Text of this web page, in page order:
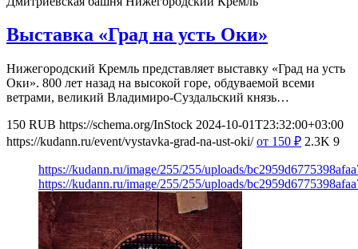
Выставка «Град на усть Оки»
Нижегородский Кремль представляет выставку «Град на усть
Оки». 800 лет назад на высокой горе, обдуваемой всеми
ветрами, великий Владимиро-Суздальский князь…
150 RUB https://schema.org/InStock 2024-10-01T23:32:00+03:00
https://kudann.ru/event/vystavka-grad-na-ust-oki/ от 150 ₽ 2.3K 9
https://kudann.ru/image/255/255/uploads/
https://kudann.ru/image/255/255/uploads/